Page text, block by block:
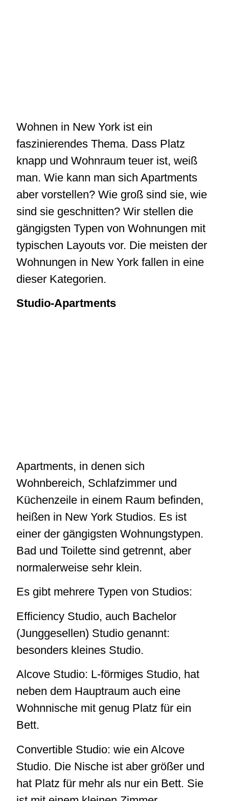
Wohnen in New York ist ein
faszinierendes Thema. Dass Platz
knapp und Wohnraum teuer ist, weiß
man. Wie kann man sich Apartments
aber vorstellen? Wie groß sind sie, wie
sind sie geschnitten? Wir stellen die
gängigsten Typen von Wohnungen mit
typischen Layouts vor. Die meisten der
Wohnungen in New York fallen in eine
dieser Kategorien.
Studio-Apartments
Apartments, in denen sich
Wohnbereich, Schlafzimmer und
Küchenzeile in einem Raum befinden,
heißen in New York Studios. Es ist
einer der gängigsten Wohnungstypen.
Bad und Toilette sind getrennt, aber
normalerweise sehr klein.
Es gibt mehrere Typen von Studios:
Efficiency Studio, auch Bachelor
(Junggesellen) Studio genannt:
besonders kleines Studio.
Alcove Studio: L-förmiges Studio, hat
neben dem Hauptraum auch eine
Wohnnische mit genug Platz für ein
Bett.
Convertible Studio: wie ein Alcove
Studio. Die Nische ist aber größer und
hat Platz für mehr als nur ein Bett. Sie